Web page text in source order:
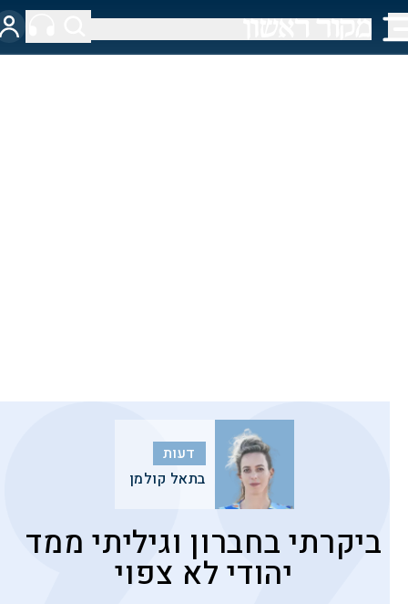
דעות
בתאל קולמן
ביקרתי בחברון וגיליתי ממד
יהודי לא צפוי